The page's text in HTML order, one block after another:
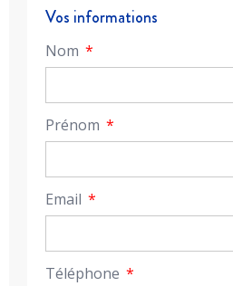
Vos informations
Nom
Prénom
Email
Téléphone